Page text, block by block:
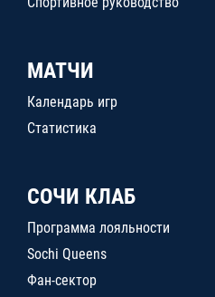
МАТЧИ
Календарь игр
Статистика
СОЧИ КЛАБ
Программа лояльности
Sochi Queens
Фан-сектор